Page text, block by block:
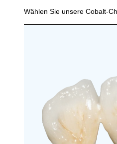
Wählen Sie unsere Cobalt-